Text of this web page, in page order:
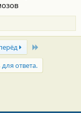
Last
ответа.